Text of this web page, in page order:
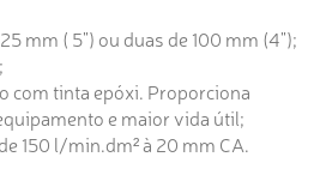
mm ( 5") ou duas de 100 mm (4");
com tinta epóxi. Proporciona
e maior vida útil;
150 l/min.dm² à 20 mm CA.